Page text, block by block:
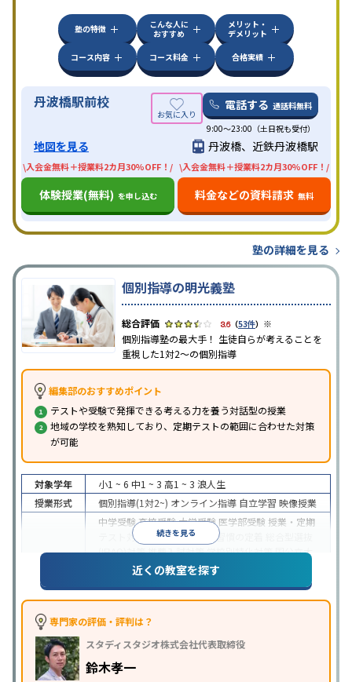
塾の特徴
こんな人に
おすすめ
メリット・
デメリット
コース内容
コース料金 合格実績
丹波橋駅前校 電話する 通話料無料
9:00～23:00（土日祝も受付）
地図を見る 丹波橋、近鉄丹波橋駅
\入会金無料＋授業料2カ月30%OFF！/
体験授業(無料) を申し込む
\入会金無料＋授業料2カ月30%OFF！/
料金などの資料請求 無料
塾の詳細を見る
個別指導の明光義塾
3.6（53件） ※
個別指導塾の最大手！ 生徒自らが考えることを
重視した1対2〜の個別指導
編集部のおすすめポイント
テストや受験で発揮できる考える力を養う対話型の授業
地域の学校を熟知しており、定期テストの範囲に合わせた対策
が可能
続きを見る
対象学年 小1 ~ 6 中1 ~ 3 高1 ~ 3 浪人生
授業形式
個別指導(1対2~) オンライン指導 自立学習 映像授業
中学受験高校受験大学受験 医学部受験 授業・定期
テスト対策
内申点対策 学習習慣の定着
(旧AO)対策推薦入試対策学校別特化対策国公立大
私大対策共通テスト対策
英語・英会話特化
特徴
中高一貫校生に対応
の振替可能 不登校生に対応
を利用オンライン対応1科目から受講可能
習のみの受講可
り
近くの教室を探す
専門家の評価・評判は？
スタディスタジオ株式会社代表取締役
鈴木孝一